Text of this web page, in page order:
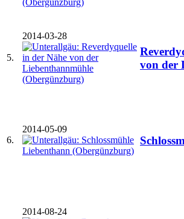
5.
2014-03-28
von der
6.
2014-05-09
2014-08-24